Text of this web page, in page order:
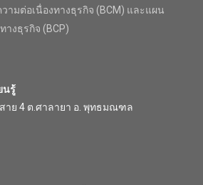
ามต่อเนื่องทางธุรกิจ (BCM) และแผน
างธุรกิจ (BCP)
นรู้
าย 4 ต.ศาลายา อ. พุทธมณฑล